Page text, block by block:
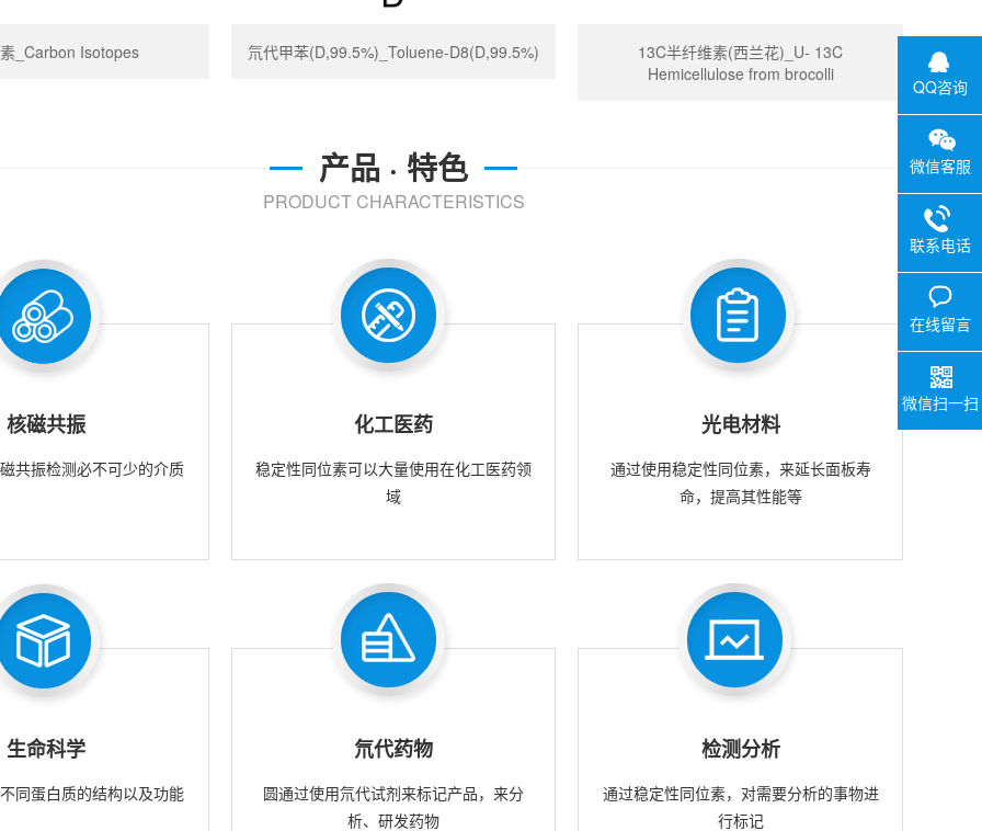
_Carbon Isotopes 氘代甲苯(D,99.5%)_Toluene-D8(D,99.5%)
13C半纤维素(西兰花)_U- 13C
Hemicellulose from brocolli
产品 · 特色
PRODUCT CHARACTERISTICS
核磁共振
共振检测必不可少的介质
化工医药
稳定性同位素可以大量使用在化工医药领
域
光电材料
通过使用稳定性同位素，来延长面板寿
命，提高其性能等
生命科学
同蛋白质的结构以及功能
氘代药物
圆通过使用氘代试剂来标记产品，来分
析、研发药物
检测分析
通过稳定性同位素，对需要分析的事物进
行标记
QQ咨询
微信客服
联系电话
在线留言
微信扫一扫